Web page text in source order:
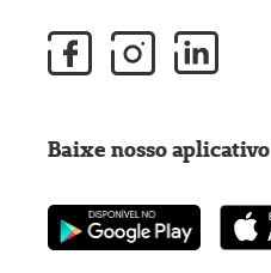
Baixe nosso aplicativo